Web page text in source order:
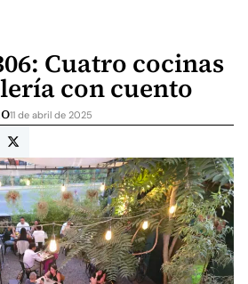
Cuatro cocinas
con cuento
11 de abril de 2025